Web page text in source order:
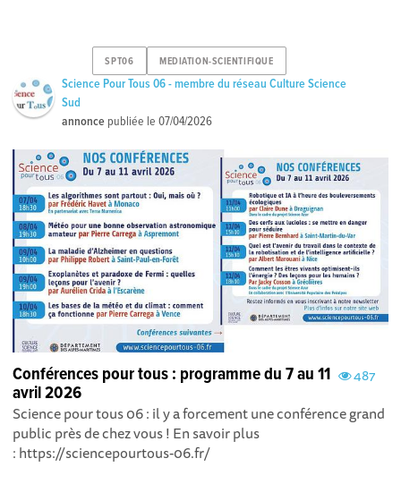
SPT06 MEDIATION-SCIENTIFIQUE
Science Pour Tous 06 - membre du réseau Culture Science
Sud
annonce publiée le07/04/2026
487
Conférences pour tous : programme du 7 au 11
avril 2026
Science pour tous 06 : il y a forcement une conférence grand
public près de chez vous ! En savoir plus
: https://sciencepourtous-06.fr/